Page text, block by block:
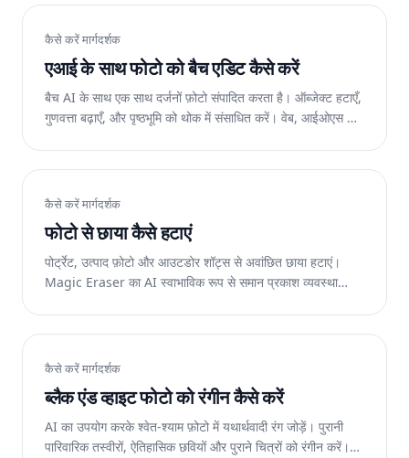
कैसे करें मार्गदर्शक
एआई के साथ फोटो को बैच एडिट कैसे करें
बैच AI के साथ एक साथ दर्जनों फ़ोटो संपादित करता है। ऑब्जेक्ट हटाएँ,
गुणवत्ता बढ़ाएँ, और पृष्ठभूमि को थोक में संसाधित करें। वेब, आईओएस और
कैसे करें मार्गदर्शक
फोटो से छाया कैसे हटाएं
पोर्ट्रेट, उत्पाद फ़ोटो और आउटडोर शॉट्स से अवांछित छाया हटाएं।
Magic Eraser का AI स्वाभाविक रूप से समान प्रकाश व्यवस्था
कैसे करें मार्गदर्शक
ब्लैक एंड व्हाइट फोटो को रंगीन कैसे करें
AI का उपयोग करके श्वेत-श्याम फ़ोटो में यथार्थवादी रंग जोड़ें। पुरानी
पारिवारिक तस्वीरों, ऐतिहासिक छवियों और पुराने चित्रों को रंगीन करें।